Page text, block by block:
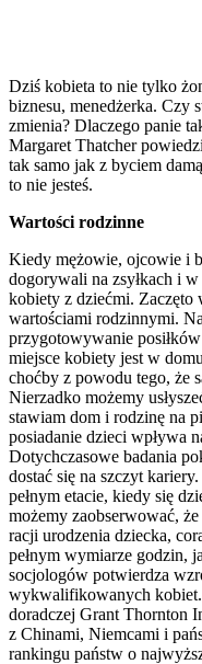
Dziś kobieta to nie tylko
biznesu, menedżerka. Czy
zmienia? Dlaczego panie
Margaret Thatcher
tak samo jak z byciem
to nie jesteś.
Wartości rodzinne
Kiedy mężowie, ojcowie i
dogorywali na zsyłkach i
kobiety z dziećmi. Zaczęto
wartościami rodzinnymi.
przygotowywanie
miejsce kobiety jest w
choćby z powodu tego, że
Nierzadko możemy
stawiam dom i rodzinę na
posiadanie dzieci wpływa
Dotychczasowe badania
dostać się na szczyt
pełnym etacie, kiedy się
możemy zaobserwować,
racji urodzenia dziecka,
pełnym wymiarze godzin,
socjologów potwierdza
wykwalifikowanych kobiet.
doradczej Grant Thornton
z Chinami, Niemcami i
rankingu państw o